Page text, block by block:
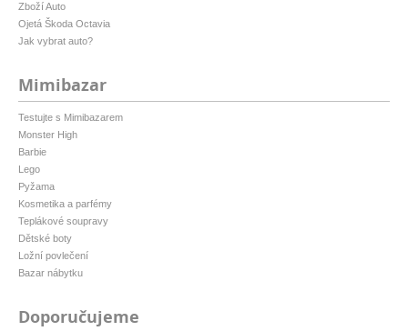
Zboží Auto
Ojetá Škoda Octavia
Jak vybrat auto?
Mimibazar
Testujte s Mimibazarem
Monster High
Barbie
Lego
Pyžama
Kosmetika a parfémy
Teplákové soupravy
Dětské boty
Ložní povlečení
Bazar nábytku
Doporučujeme